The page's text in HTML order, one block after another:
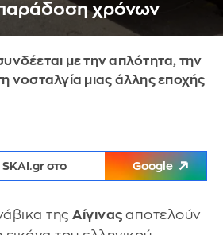
χρόνων
με την απλότητα, την
νοσταλγία μιας άλλης εποχής
SKAI.gr στο Google
της Αίγινας αποτελούν